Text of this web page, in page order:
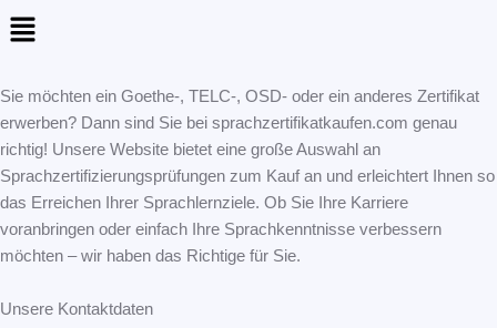
Menu
Sie möchten ein Goethe-, TELC-, OSD- oder ein anderes Zertifikat
erwerben? Dann sind Sie bei sprachzertifikatkaufen.com genau
richtig! Unsere Website bietet eine große Auswahl an
Sprachzertifizierungsprüfungen zum Kauf an und erleichtert Ihnen so
das Erreichen Ihrer Sprachlernziele. Ob Sie Ihre Karriere
voranbringen oder einfach Ihre Sprachkenntnisse verbessern
möchten – wir haben das Richtige für Sie.
Unsere Kontaktdaten